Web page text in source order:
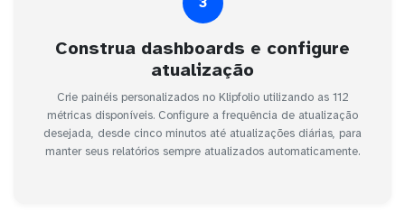
Construa dashboards e configure
atualização
Crie painéis personalizados no Klipfolio utilizando as 112
métricas disponíveis. Configure a frequência de atualização
desejada, desde cinco minutos até atualizações diárias, para
manter seus relatórios sempre atualizados automaticamente.